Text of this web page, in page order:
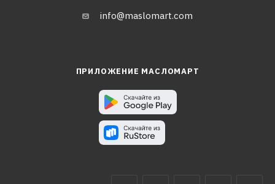
info@maslomart.com
ПРИЛОЖЕНИЕ МАСЛОМАРТ